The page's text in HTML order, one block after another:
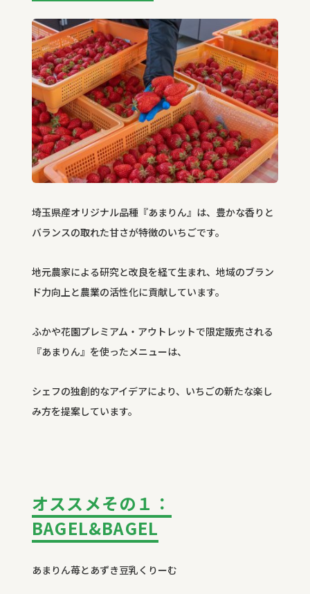
埼玉県産オリジナル品種『あまりん』は、豊かな香りと
バランスの取れた甘さが特徴のいちごです。
地元農家による研究と改良を経て生まれ、地域のブラン
ド力向上と農業の活性化に貢献しています。
ふかや花園プレミアム・アウトレットで限定販売される
『あまりん』を使ったメニューは、
シェフの独創的なアイデアにより、いちごの新たな楽し
み方を提案しています。
オススメその１：
BAGEL&BAGEL
あまりん苺とあずき豆乳くりーむ